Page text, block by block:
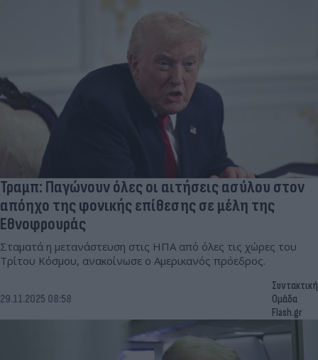
Τραμπ: Παγώνουν όλες οι αιτήσεις ασύλου στον
απόηχο της φονικής επίθεσης σε μέλη της
Εθνοφρουράς
Σταματά η μετανάστευση στις ΗΠΑ από όλες τις χώρες του
Τρίτου Κόσμου, ανακοίνωσε ο Αμερικανός πρόεδρος.
29.11.2025 08:58
Συντακτική
Ομάδα
Flash.gr